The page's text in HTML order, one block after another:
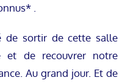
.
de sortir de cette salle
et de recouvrer notre
Au grand jour. Et de